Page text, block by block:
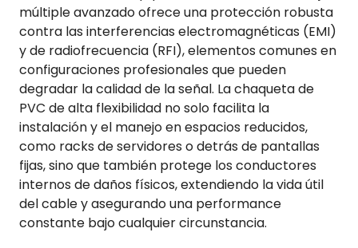
múltiple avanzado ofrece una protección robusta
contra las interferencias electromagnéticas (EMI)
y de radiofrecuencia (RFI), elementos comunes en
configuraciones profesionales que pueden
degradar la calidad de la señal. La chaqueta de
PVC de alta flexibilidad no solo facilita la
instalación y el manejo en espacios reducidos,
como racks de servidores o detrás de pantallas
fijas, sino que también protege los conductores
internos de daños físicos, extendiendo la vida útil
del cable y asegurando una performance
constante bajo cualquier circunstancia.